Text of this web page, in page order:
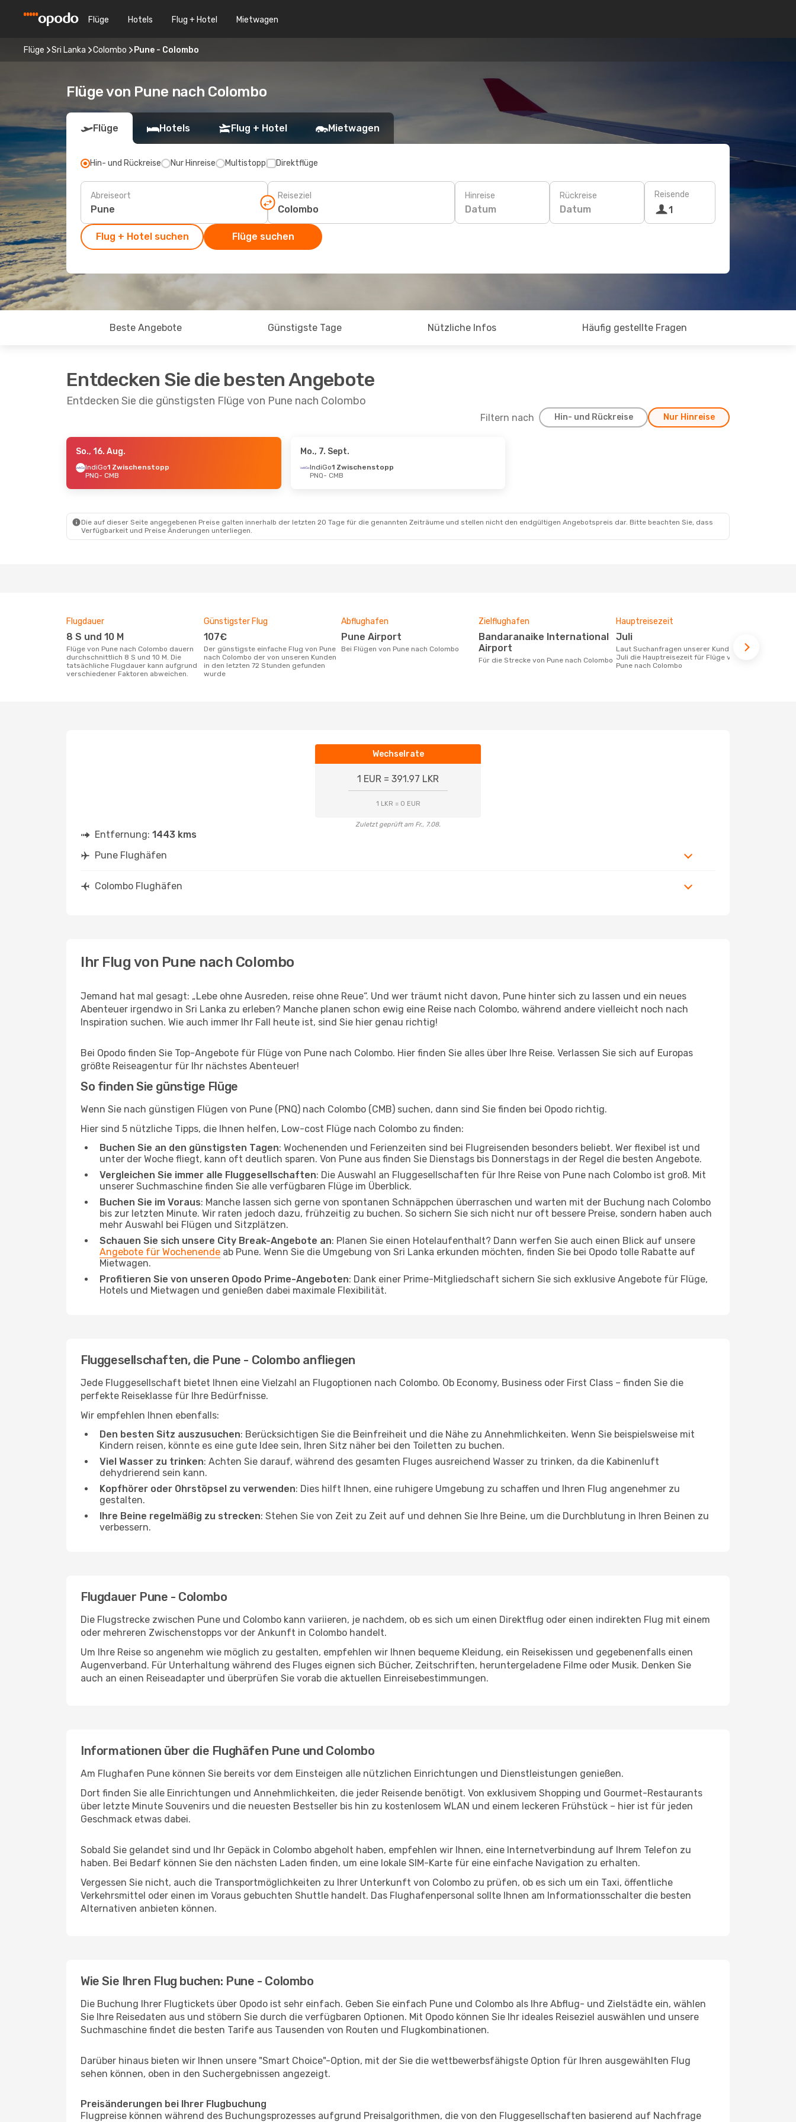
Flüge Hotels Flug + Hotel Mietwagen
Flüge Sri Lanka Colombo Pune - Colombo
Flüge von Pune nach Colombo
Flüge Hotels Flug + Hotel Mietwagen
Hin- und Rückreise Nur Hinreise Multistopp Direktflüge
Abreiseort Reiseziel Hinreise
Datum
Rückreise
Datum
Reisende
1
Flug + Hotel suchen Flüge suchen
Beste Angebote Günstigste Tage Nützliche Infos Häufig gestellte Fragen
Entdecken Sie die besten Angebote
Entdecken Sie die günstigsten Flüge von Pune nach Colombo
Filtern nach Hin- und Rückreise Nur Hinreise
- So., 25. Okt.
1 Zwischenstopp
So., 16. Aug.
IndiGo1 Zwischenstopp
PNQ- CMB
Mo., 7. Sept.
IndiGo1 Zwischenstopp
PNQ- CMB
Die auf dieser Seite angegebenen Preise galten innerhalb der letzten 20 Tage für die genannten Zeiträume und stellen nicht den endgültigen Angebotspreis dar. Bitte beachten Sie, dass
Verfügbarkeit und Preise Änderungen unterliegen.
Flugdauer
8 S und 10 M
Flüge von Pune nach Colombo dauern
durchschnittlich 8 S und 10 M. Die
tatsächliche Flugdauer kann aufgrund
verschiedener Faktoren abweichen.
Günstigster Flug
107€
Der günstigste einfache Flug von Pune
nach Colombo der von unseren Kunden
in den letzten 72 Stunden gefunden
wurde
Abflughafen
Pune Airport
Bei Flügen von Pune nach Colombo
Zielflughafen
Bandaranaike International
Airport
Für die Strecke von Pune nach Colombo
Hauptreisezeit
Juli
Laut Suchanfragen unserer Kunden ist
Juli die Hauptreisezeit für Flüge von
Pune nach Colombo
Wechselrate
1 EUR = 391.97 LKR
1 LKR = 0 EUR
Zuletzt geprüft am Fr., 7.08.
Entfernung: 1443 kms
Pune Flughäfen
Colombo Flughäfen
Ihr Flug von Pune nach Colombo
Jemand hat mal gesagt: „Lebe ohne Ausreden, reise ohne Reue“. Und wer träumt nicht davon, Pune hinter sich zu lassen und ein neues
Abenteuer irgendwo in Sri Lanka zu erleben? Manche planen schon ewig eine Reise nach Colombo, während andere vielleicht noch nach
Inspiration suchen. Wie auch immer Ihr Fall heute ist, sind Sie hier genau richtig!
Bei Opodo finden Sie Top-Angebote für Flüge von Pune nach Colombo. Hier finden Sie alles über Ihre Reise. Verlassen Sie sich auf Europas
größte Reiseagentur für Ihr nächstes Abenteuer!
So finden Sie günstige Flüge
Wenn Sie nach günstigen Flügen von Pune (PNQ) nach Colombo (CMB) suchen, dann sind Sie finden bei Opodo richtig.
Hier sind 5 nützliche Tipps, die Ihnen helfen, Low-cost Flüge nach Colombo zu finden:
Buchen Sie an den günstigsten Tagen: Wochenenden und Ferienzeiten sind bei Flugreisenden besonders beliebt. Wer flexibel ist und
unter der Woche fliegt, kann oft deutlich sparen. Von Pune aus finden Sie Dienstags bis Donnerstags in der Regel die besten Angebote.
Vergleichen Sie immer alle Fluggesellschaften: Die Auswahl an Fluggesellschaften für Ihre Reise von Pune nach Colombo ist groß. Mit
unserer Suchmaschine finden Sie alle verfügbaren Flüge im Überblick.
Buchen Sie im Voraus: Manche lassen sich gerne von spontanen Schnäppchen überraschen und warten mit der Buchung nach Colombo
bis zur letzten Minute. Wir raten jedoch dazu, frühzeitig zu buchen. So sichern Sie sich nicht nur oft bessere Preise, sondern haben auch
mehr Auswahl bei Flügen und Sitzplätzen.
Schauen Sie sich unsere City Break-Angebote an: Planen Sie einen Hotelaufenthalt? Dann werfen Sie auch einen Blick auf unsere
Angebote für Wochenende ab Pune. Wenn Sie die Umgebung von Sri Lanka erkunden möchten, finden Sie bei Opodo tolle Rabatte auf
Mietwagen.
Profitieren Sie von unseren Opodo Prime-Angeboten: Dank einer Prime-Mitgliedschaft sichern Sie sich exklusive Angebote für Flüge,
Hotels und Mietwagen und genießen dabei maximale Flexibilität.
Fluggesellschaften, die Pune - Colombo anfliegen
Jede Fluggesellschaft bietet Ihnen eine Vielzahl an Flugoptionen nach Colombo. Ob Economy, Business oder First Class – finden Sie die
perfekte Reiseklasse für Ihre Bedürfnisse.
Wir empfehlen Ihnen ebenfalls:
Den besten Sitz auszusuchen: Berücksichtigen Sie die Beinfreiheit und die Nähe zu Annehmlichkeiten. Wenn Sie beispielsweise mit
Kindern reisen, könnte es eine gute Idee sein, Ihren Sitz näher bei den Toiletten zu buchen.
Viel Wasser zu trinken: Achten Sie darauf, während des gesamten Fluges ausreichend Wasser zu trinken, da die Kabinenluft
dehydrierend sein kann.
Kopfhörer oder Ohrstöpsel zu verwenden: Dies hilft Ihnen, eine ruhigere Umgebung zu schaffen und Ihren Flug angenehmer zu
gestalten.
Ihre Beine regelmäßig zu strecken: Stehen Sie von Zeit zu Zeit auf und dehnen Sie Ihre Beine, um die Durchblutung in Ihren Beinen zu
verbessern.
Flugdauer Pune - Colombo
Die Flugstrecke zwischen Pune und Colombo kann variieren, je nachdem, ob es sich um einen Direktflug oder einen indirekten Flug mit einem
oder mehreren Zwischenstopps vor der Ankunft in Colombo handelt.
Um Ihre Reise so angenehm wie möglich zu gestalten, empfehlen wir Ihnen bequeme Kleidung, ein Reisekissen und gegebenenfalls einen
Augenverband. Für Unterhaltung während des Fluges eignen sich Bücher, Zeitschriften, heruntergeladene Filme oder Musik. Denken Sie
auch an einen Reiseadapter und überprüfen Sie vorab die aktuellen Einreisebestimmungen.
Informationen über die Flughäfen Pune und Colombo
Am Flughafen Pune können Sie bereits vor dem Einsteigen alle nützlichen Einrichtungen und Dienstleistungen genießen.
Dort finden Sie alle Einrichtungen und Annehmlichkeiten, die jeder Reisende benötigt. Von exklusivem Shopping und Gourmet-Restaurants
über letzte Minute Souvenirs und die neuesten Bestseller bis hin zu kostenlosem WLAN und einem leckeren Frühstück – hier ist für jeden
Geschmack etwas dabei.
Sobald Sie gelandet sind und Ihr Gepäck in Colombo abgeholt haben, empfehlen wir Ihnen, eine Internetverbindung auf Ihrem Telefon zu
haben. Bei Bedarf können Sie den nächsten Laden finden, um eine lokale SIM-Karte für eine einfache Navigation zu erhalten.
Vergessen Sie nicht, auch die Transportmöglichkeiten zu Ihrer Unterkunft von Colombo zu prüfen, ob es sich um ein Taxi, öffentliche
Verkehrsmittel oder einen im Voraus gebuchten Shuttle handelt. Das Flughafenpersonal sollte Ihnen am Informationsschalter die besten
Alternativen anbieten können.
Wie Sie Ihren Flug buchen: Pune - Colombo
Die Buchung Ihrer Flugtickets über Opodo ist sehr einfach. Geben Sie einfach Pune und Colombo als Ihre Abflug- und Zielstädte ein, wählen
Sie Ihre Reisedaten aus und stöbern Sie durch die verfügbaren Optionen. Mit Opodo können Sie Ihr ideales Reiseziel auswählen und unsere
Suchmaschine findet die besten Tarife aus Tausenden von Routen und Flugkombinationen.
Darüber hinaus bieten wir Ihnen unsere "Smart Choice"-Option, mit der Sie die wettbewerbsfähigste Option für Ihren ausgewählten Flug
sehen können, oben in den Suchergebnissen angezeigt.
Preisänderungen bei Ihrer Flugbuchung
Flugpreise können während des Buchungsprozesses aufgrund Preisalgorithmen, die von den Fluggesellschaften basierend auf Nachfrage